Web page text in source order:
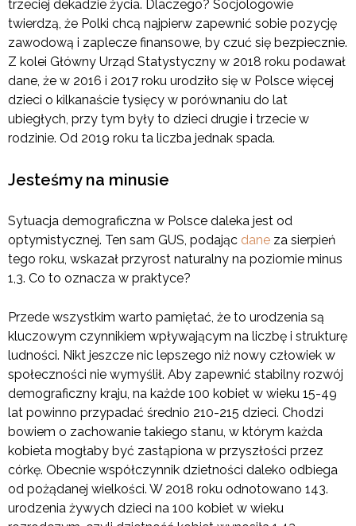
trzeciej dekadzie życia. Dlaczego? Socjologowie
twierdzą, że Polki chcą najpierw zapewnić sobie pozycję
zawodową i zaplecze finansowe, by czuć się bezpiecznie.
Z kolei Główny Urząd Statystyczny w 2018 roku podawał
dane, że w 2016 i 2017 roku urodziło się w Polsce więcej
dzieci o kilkanaście tysięcy w porównaniu do lat
ubiegłych, przy tym były to dzieci drugie i trzecie w
rodzinie. Od 2019 roku ta liczba jednak spada.
Jesteśmy na minusie
Sytuacja demograficzna w Polsce daleka jest od
optymistycznej. Ten sam GUS, podając dane za sierpień
tego roku, wskazał przyrost naturalny na poziomie minus
1,3. Co to oznacza w praktyce?
Przede wszystkim warto pamiętać, że to urodzenia są
kluczowym czynnikiem wpływającym na liczbę i strukturę
ludności. Nikt jeszcze nic lepszego niż nowy człowiek w
społeczności nie wymyślił. Aby zapewnić stabilny rozwój
demograficzny kraju, na każde 100 kobiet w wieku 15-49
lat powinno przypadać średnio 210-215 dzieci. Chodzi
bowiem o zachowanie takiego stanu, w którym każda
kobieta mogłaby być zastąpiona w przyszłości przez
córkę. Obecnie współczynnik dzietności daleko odbiega
od pożądanej wielkości. W 2018 roku odnotowano 143.
urodzenia żywych dzieci na 100 kobiet w wieku